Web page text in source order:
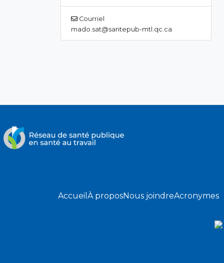
Courriel
mado.sat@santepub-mtl.qc.ca
Accueil À proposNous joindreAcronymes